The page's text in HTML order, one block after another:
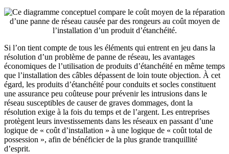
Si l’on tient compte de tous les éléments qui entrent en jeu dans la
résolution d’un problème de panne de réseau, les avantages
économiques de l’utilisation de produits d’étanchéité en même temps
que l’installation des câbles dépassent de loin toute objection. À cet
égard, les produits d’étanchéité pour conduits et socles constituent
une assurance peu coûteuse pour prévenir les intrusions dans le
réseau susceptibles de causer de graves dommages, dont la
résolution exige à la fois du temps et de l’argent. Les entreprises
protègent leurs investissements dans les réseaux en passant d’une
logique de « coût d’installation » à une logique de « coût total de
possession », afin de bénéficier de la plus grande tranquillité
d’esprit.